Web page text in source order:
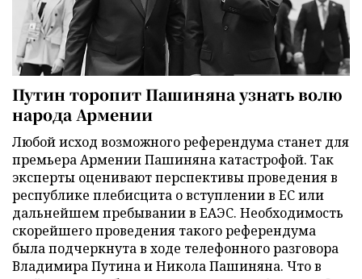
Путин торопит Пашиняна узнать волю
народа Армении
Любой исход возможного референдума станет для
премьера Армении Пашиняна катастрофой. Так
эксперты оценивают перспективы проведения в
республике плебисцита о вступлении в ЕС или
дальнейшем пребывании в ЕАЭС. Необходимость
скорейшего проведения такого референдума
была подчеркнута в ходе телефонного разговора
Владимира Путина и Никола Пашиняна. Что в